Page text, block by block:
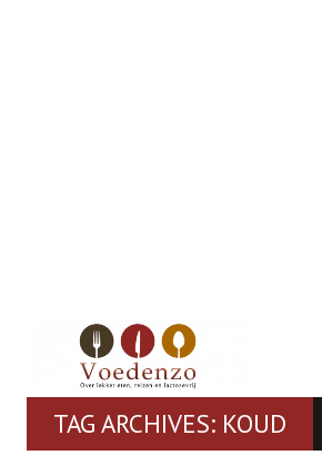
TAG ARCHIVES: KOUD